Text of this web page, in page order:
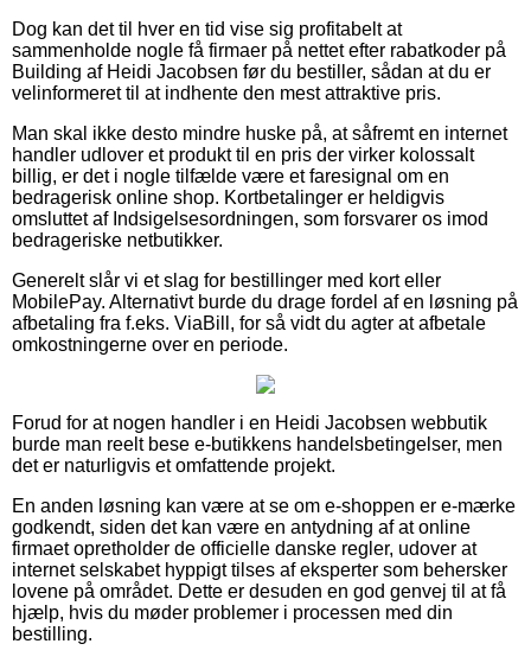
Dog kan det til hver en tid vise sig profitabelt at
sammenholde nogle få firmaer på nettet efter rabatkoder på
Building af Heidi Jacobsen før du bestiller, sådan at du er
velinformeret til at indhente den mest attraktive pris.
Man skal ikke desto mindre huske på, at såfremt en internet
handler udlover et produkt til en pris der virker kolossalt
billig, er det i nogle tilfælde være et faresignal om en
bedragerisk online shop. Kortbetalinger er heldigvis
omsluttet af Indsigelsesordningen, som forsvarer os imod
bedrageriske netbutikker.
Generelt slår vi et slag for bestillinger med kort eller
MobilePay. Alternativt burde du drage fordel af en løsning på
afbetaling fra f.eks. ViaBill, for så vidt du agter at afbetale
omkostningerne over en periode.
Forud for at nogen handler i en Heidi Jacobsen webbutik
burde man reelt bese e-butikkens handelsbetingelser, men
det er naturligvis et omfattende projekt.
En anden løsning kan være at se om e-shoppen er e-mærke
godkendt, siden det kan være en antydning af at online
firmaet opretholder de officielle danske regler, udover at
internet selskabet hyppigt tilses af eksperter som behersker
lovene på området. Dette er desuden en god genvej til at få
hjælp, hvis du møder problemer i processen med din
bestilling.